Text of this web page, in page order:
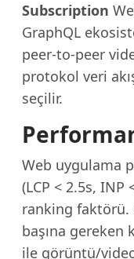
Subscription
GraphQL
peer-to-peer
protokol veri
seçilir.
Web uygulama
(LCP < 2.5s, INP
ranking faktörü.
başına gereken
ile görüntü/